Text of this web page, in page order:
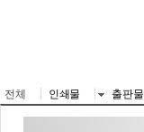
전체 인쇄물 출판물